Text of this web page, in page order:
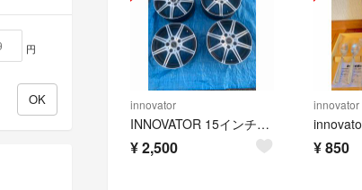
innovator
INNOVATOR 15インチ ホイール 4本セット 中古品
¥2,500
innovator
¥850
円